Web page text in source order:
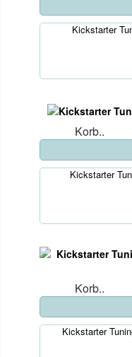
Kickstarter
Korb..
Kickstarter
Korb..
Kickstarter